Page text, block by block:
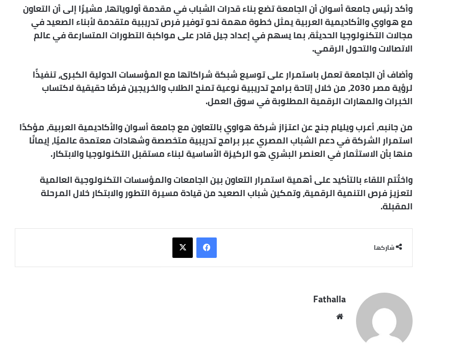
وأكد رئيس جامعة أسوان أن الجامعة تضع بناء قدرات الشباب في مقدمة أولوياتها، مشيرًا إلى أن التعاون
مع هواوي والأكاديمية العربية يمثل خطوة مهمة نحو توفير فرص تدريبية متقدمة لأبناء الصعيد في
مجالات التكنولوجيا الحديثة، بما يسهم في إعداد جيل قادر على مواكبة التطورات المتسارعة في عالم
الاتصالات والتحول الرقمي.
وأضاف أن الجامعة تعمل باستمرار على توسيع شبكة شراكاتها مع المؤسسات الدولية الكبرى، تنفيذًا
لرؤية مصر 2030، من خلال إتاحة برامج تدريبية نوعية تمنح الطلاب والخريجين فرصًا حقيقية لاكتساب
الخبرات والمهارات الرقمية المطلوبة في سوق العمل.
من جانبه، أعرب ويليام جنج عن اعتزاز شركة هواوي بالتعاون مع جامعة أسوان والأكاديمية العربية، مؤكدًا
استمرار الشركة في دعم الشباب المصري عبر برامج تدريبية متخصصة وشهادات معتمدة عالميًا، إيمانًا
منها بأن الاستثمار في العنصر البشري هو الركيزة الأساسية لبناء مستقبل التكنولوجيا والابتكار.
واختُتم اللقاء بالتأكيد على أهمية استمرار التعاون بين الجامعات والمؤسسات التكنولوجية العالمية
لتعزيز فرص التنمية الرقمية، وتمكين شباب الصعيد من قيادة مسيرة التطور والابتكار خلال المرحلة
المقبلة.
شاركها
فيسبوك
Fathalla